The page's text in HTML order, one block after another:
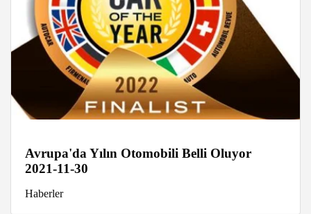
Avrupa'da Yılın Otomobili Belli Oluyor
2021-11-30
Haberler